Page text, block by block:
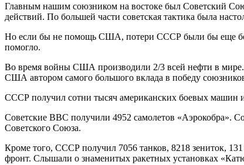
Главным нашим союзником на востоке был Советский
действий. По большей части советская тактика была
Но если бы не помощь США, потери СССР были бы еще
помогло.
Во время войны США производили 2/3 всей нефти в
США автором самого большого вклада в победу
СССР получил сотни тысяч американских боевых машин
Советские ВВС получили 4952 самолетов «Аэрокобра».
Советского Союза.
Кроме того, СССР получил 7056 танков, 8218 зениток,
фронт. Слышали о знаменитых ракетных установках